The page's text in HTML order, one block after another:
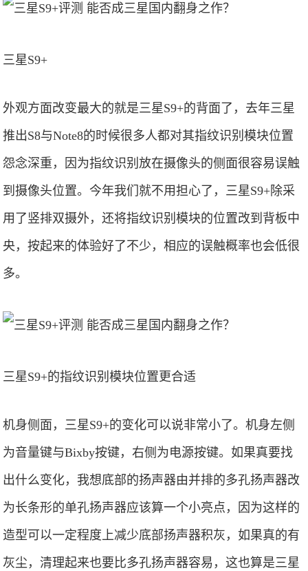
三星S9+
外观方面改变最大的就是三星S9+的背面了，去年三星
推出S8与Note8的时候很多人都对其指纹识别模块位置
怨念深重，因为指纹识别放在摄像头的侧面很容易误触
到摄像头位置。今年我们就不用担心了，三星S9+除采
用了竖排双摄外，还将指纹识别模块的位置改到背板中
央，按起来的体验好了不少，相应的误触概率也会低很
多。
三星S9+的指纹识别模块位置更合适
机身侧面，三星S9+的变化可以说非常小了。机身左侧
为音量键与Bixby按键，右侧为电源按键。如果真要找
出什么变化，我想底部的扬声器由并排的多孔扬声器改
为长条形的单孔扬声器应该算一个小亮点，因为这样的
造型可以一定程度上减少底部扬声器积灰，如果真的有
灰尘，清理起来也要比多孔扬声器容易，这也算是三星